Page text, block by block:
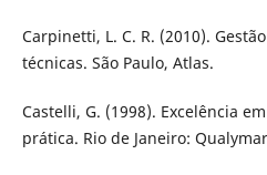
Carpinetti, L. C. R. (2010).
técnicas. São Paulo, Atlas.
Castelli, G. (1998). Excelência
prática. Rio de Janeiro: